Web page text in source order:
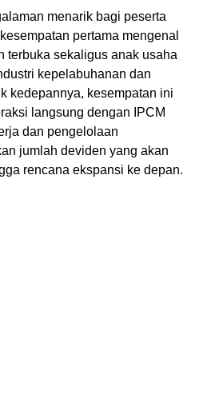
menarik bagi peserta
pertama mengenal
terbuka sekaligus anak usaha
kepelabuhanan dan
kedepannya, kesempatan ini
langsung dengan IPCM
dan pengelolaan
jumlah deviden yang akan
rencana ekspansi ke depan.